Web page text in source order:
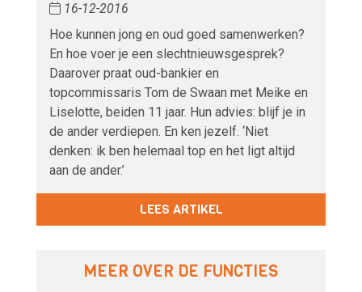
16-12-2016
Hoe kunnen jong en oud goed samenwerken?
En hoe voer je een slechtnieuwsgesprek?
Daarover praat oud-bankier en
topcommissaris Tom de Swaan met Meike en
Liselotte, beiden 11 jaar. Hun advies: blijf je in
de ander verdiepen. En ken jezelf. ‘Niet
denken: ik ben helemaal top en het ligt altijd
aan de ander.’
LEES ARTIKEL
MEER OVER DE FUNCTIES